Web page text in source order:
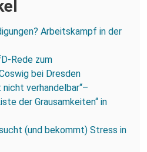
Arbeitskampf in der
Rede zum
bei Dresden
nicht verhandelbar“–
der Grausamkeiten“ in
(und bekommt) Stress in